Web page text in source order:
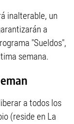
inalterable, un
a
"Sueldos",
semana.
a todos los
(reside en La